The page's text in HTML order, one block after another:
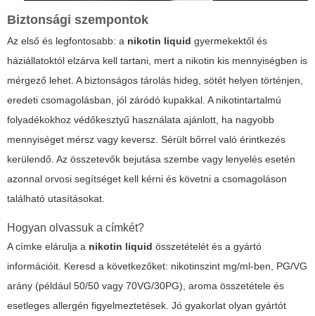
Biztonsági szempontok
Az első és legfontosabb: a nikotin liquid gyermekektől és
háziállatoktól elzárva kell tartani, mert a nikotin kis mennyiségben is
mérgező lehet. A biztonságos tárolás hideg, sötét helyen történjen,
eredeti csomagolásban, jól záródó kupakkal. A nikotintartalmú
folyadékokhoz védőkesztyű használata ajánlott, ha nagyobb
mennyiséget mérsz vagy keversz. Sérült bőrrel való érintkezés
kerülendő. Az összetevők bejutása szembe vagy lenyelés esetén
azonnal orvosi segítséget kell kérni és követni a csomagoláson
található utasításokat.
Hogyan olvassuk a címkét?
A címke elárulja a nikotin liquid összetételét és a gyártó
információit. Keresd a következőket: nikotinszint mg/ml-ben, PG/VG
arány (például 50/50 vagy 70VG/30PG), aroma összetétele és
esetleges allergén figyelmeztetések. Jó gyakorlat olyan gyártót